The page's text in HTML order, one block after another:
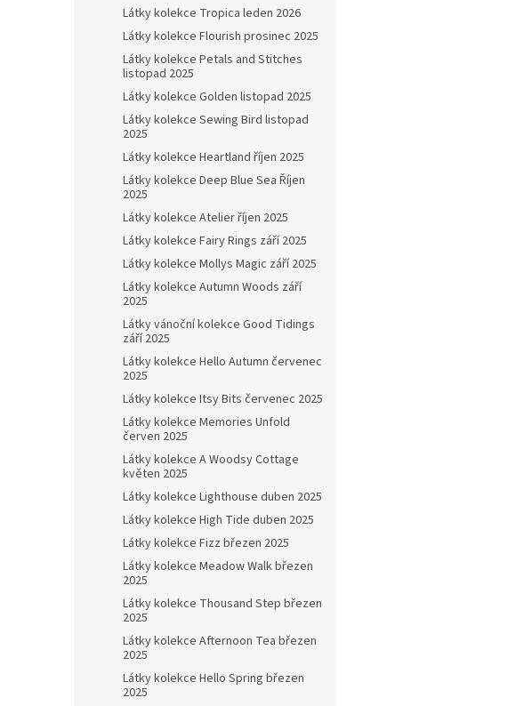
Látky kolekce Tropica leden 2026
Látky kolekce Flourish prosinec 2025
Látky kolekce Petals and Stitches
listopad 2025
Látky kolekce Golden listopad 2025
Látky kolekce Sewing Bird listopad
2025
Látky kolekce Heartland říjen 2025
Látky kolekce Deep Blue Sea Říjen
2025
Látky kolekce Atelier říjen 2025
Látky kolekce Fairy Rings září 2025
Látky kolekce Mollys Magic září 2025
Látky kolekce Autumn Woods září
2025
Látky vánoční kolekce Good Tidings
září 2025
Látky kolekce Hello Autumn červenec
2025
Látky kolekce Itsy Bits červenec 2025
Látky kolekce Memories Unfold
červen 2025
Látky kolekce A Woodsy Cottage
květen 2025
Látky kolekce Lighthouse duben 2025
Látky kolekce High Tide duben 2025
Látky kolekce Fizz březen 2025
Látky kolekce Meadow Walk březen
2025
Látky kolekce Thousand Step březen
2025
Látky kolekce Afternoon Tea březen
2025
Látky kolekce Hello Spring březen
2025